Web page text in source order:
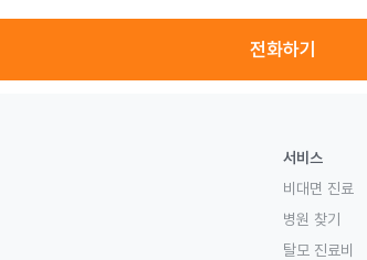
전화하기
서비스
비대면 진료
병원 찾기
탈모 진료비